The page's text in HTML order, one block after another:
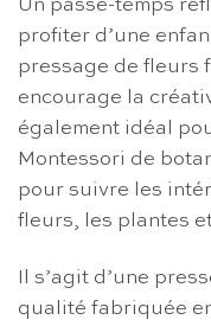
Un passe-temps
profiter d’une
pressage de fleurs
encourage la
également idéal
Montessori de
pour suivre les
fleurs, les plantes
Il s’agit d’une
qualité fabriquée